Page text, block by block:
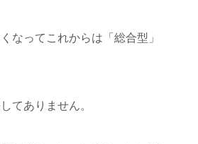
なってこれからは「総合型」
てありません。